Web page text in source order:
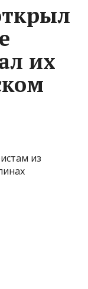
их
из